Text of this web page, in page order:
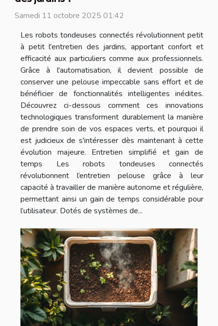
Samedi 11 octobre 2025 01:42
Les robots tondeuses connectés révolutionnent petit
à petit l'entretien des jardins, apportant confort et
efficacité aux particuliers comme aux professionnels.
Grâce à l'automatisation, il devient possible de
conserver une pelouse impeccable sans effort et de
bénéficier de fonctionnalités intelligentes inédites.
Découvrez ci-dessous comment ces innovations
technologiques transforment durablement la manière
de prendre soin de vos espaces verts, et pourquoi il
est judicieux de s'intéresser dès maintenant à cette
évolution majeure. Entretien simplifié et gain de
temps Les robots tondeuses connectés
révolutionnent l’entretien pelouse grâce à leur
capacité à travailler de manière autonome et régulière,
permettant ainsi un gain de temps considérable pour
l’utilisateur. Dotés de systèmes de...